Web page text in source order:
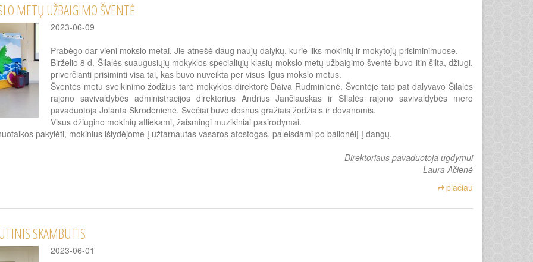
METŲ UŽBAIGIMO ŠVENTĖ
2023-06-09
Prabėgo dar vieni mokslo metai. Jie atnešė daug naujų dalykų, kurie liks mokinių ir mokytojų prisiminimuose.
Birželio 8 d. Šilalės suaugusiųjų mokyklos specialiųjų klasių mokslo metų užbaigimo šventė buvo itin šilta, džiugi,
priverčianti prisiminti visa tai, kas buvo nuveikta per visus ilgus mokslo metus.
Šventės metu sveikinimo žodžius tarė mokyklos direktorė Daiva Rudminienė. Šventėje taip pat dalyvavo Šilalės
rajono savivaldybės administracijos direktorius Andrius Jančiauskas ir ŠIlalės rajono savivaldybės mero
pavaduotoja Jolanta Skrodenienė. Svečiai buvo dosnūs gražiais žodžiais ir dovanomis.
Visus džiugino mokinių atliekami, žaismingi muzikiniai pasirodymai.
pakylėti, mokinius išlydėjome į užtarnautas vasaros atostogas, paleisdami po balionėlį į dangų.
Direktoriaus pavaduotoja ugdymui
Laura Ačienė
plačiau
SKAMBUTIS
2023-06-01